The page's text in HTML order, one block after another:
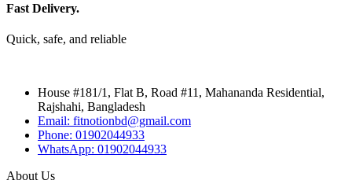
Fast Delivery.
Quick, safe, and reliable
House #181/1, Flat B, Road #11, Mahananda Residential,
Rajshahi, Bangladesh
Email: fitnotionbd@gmail.com
Phone: 01902044933
WhatsApp: 01902044933
About Us